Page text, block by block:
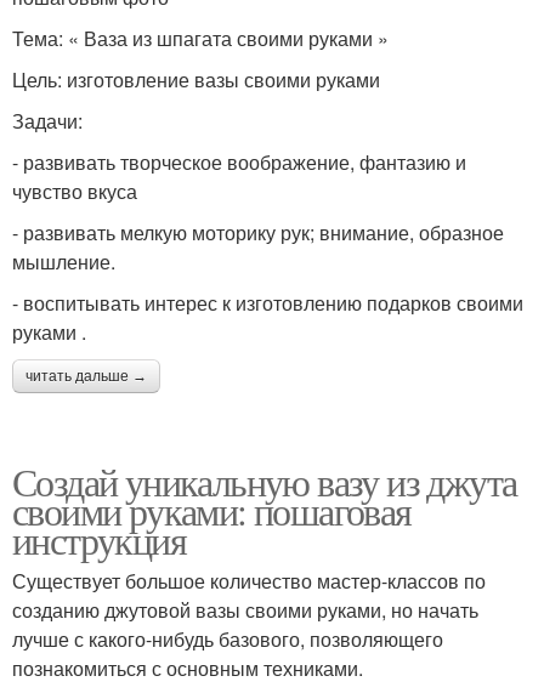
Тема: « Ваза из шпагата своими руками »
Цель: изготовление вазы своими руками
Задачи:
- развивать творческое воображение, фантазию и
чувство вкуса
- развивать мелкую моторику рук; внимание, образное
мышление.
- воспитывать интерес к изготовлению подарков своими
руками .
читать дальше →
Создай уникальную вазу из джута
своими руками: пошаговая
инструкция
Существует большое количество мастер-классов по
созданию джутовой вазы своими руками, но начать
лучше с какого-нибудь базового, позволяющего
познакомиться с основным техниками.